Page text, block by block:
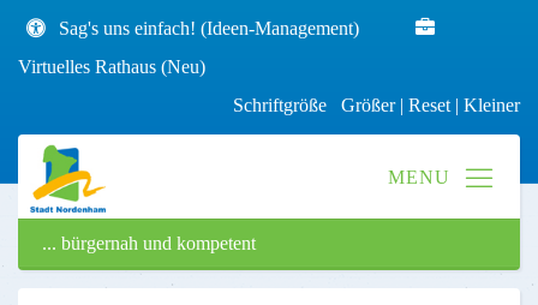
Sag's uns einfach! (Ideen-Management)
Virtuelles Rathaus (Neu)
Schriftgröße Größer| Reset | Kleiner
... bürgernah und kompetent